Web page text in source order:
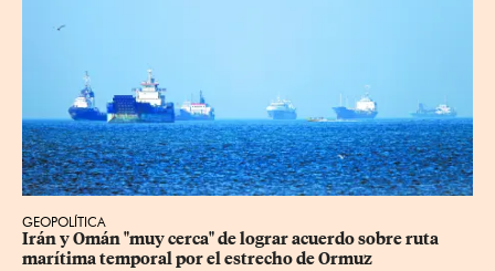
GEOPOLÍTICA
Irán y Omán "muy cerca" de lograr acuerdo sobre ruta
marítima temporal por el estrecho de Ormuz